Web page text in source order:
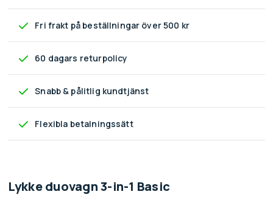
Fri frakt på beställningar över 500 kr
60 dagars returpolicy
Snabb & pålitlig kundtjänst
Flexibla betalningssätt
Lykke duovagn 3-in-1 Basic